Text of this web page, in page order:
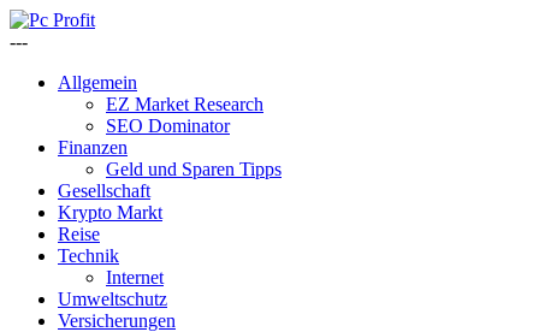
---
Allgemein
EZ Market Research
SEO Dominator
Finanzen
Geld und Sparen Tipps
Gesellschaft
Krypto Markt
Reise
Technik
Internet
Umweltschutz
Versicherungen